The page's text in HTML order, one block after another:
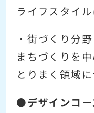
ライフスタイ
・街づくり分野
まちづくりを
とりまく領域
●デザインコー